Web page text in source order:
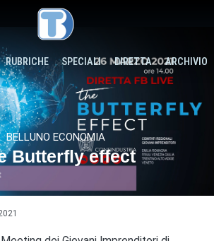
RUBRICHE SPECIALI DIRETTA ARCHIVIO
BELLUNO ECONOMIA
Butterfly effect